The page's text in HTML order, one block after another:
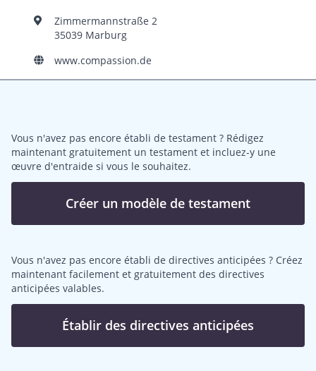
Zimmermannstraße 2
35039 Marburg
www.compassion.de
Vous n'avez pas encore établi de testament ? Rédigez
maintenant gratuitement un testament et incluez-y une
œuvre d'entraide si vous le souhaitez.
Créer un modèle de testament
Vous n'avez pas encore établi de directives anticipées ? Créez
maintenant facilement et gratuitement des directives
anticipées valables.
Établir des directives anticipées